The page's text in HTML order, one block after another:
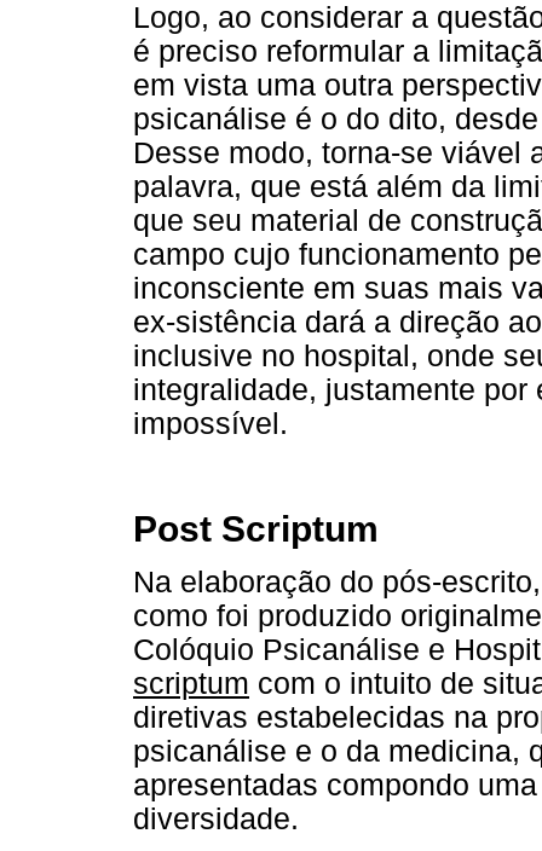
Logo, ao considerar a
é preciso reformular a
em vista uma outra
psicanálise é o do dito,
Desse modo, torna-se viável
palavra, que está além da
que seu material de
campo cujo funcionamento
inconsciente em suas mais
ex-sistência dará a direção
inclusive no hospital, onde
integralidade, justamente
impossível.
Post Scriptum
Na elaboração do pós-
como foi produzido
Colóquio Psicanálise e
scriptum com o intuito de
diretivas estabelecidas na
psicanálise e o da medicina,
apresentadas compondo
diversidade.